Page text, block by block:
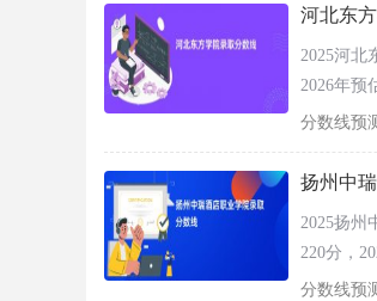
辽宁（本科）
内蒙古（本科）
山东（1段）
四川（本科B）
天津（本科A）
河北东
2025河北
2026年预
间。2、
分数线综
分数线预
扬州中
2025扬州
220分，
225分区
分数线预